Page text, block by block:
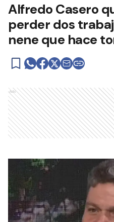
Alfredo Casero
perder dos
nene que hace
Ads